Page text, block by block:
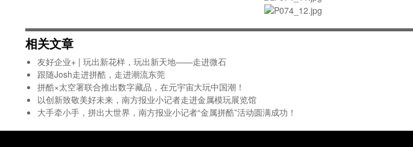
相关文章
友好企业+ | 玩出新花样，玩出新天地——走进微石
跟随Josh走进拼酷，走进潮流东莞
拼酷×太空署联合推出数字藏品，在元宇宙大玩中国潮！
以创新致敬美好未来，南方报业小记者走进金属模玩展览馆
大手牵小手，拼出大世界，南方报业小记者“金属拼酷”活动圆满成功！